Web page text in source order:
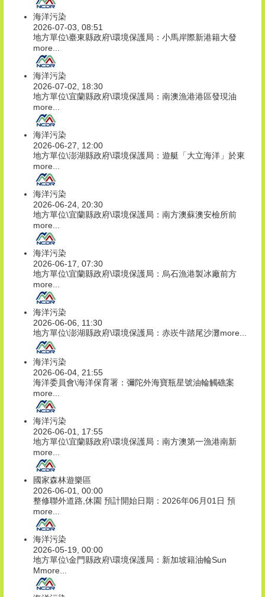
海洋污染
2026-07-03, 08:51
地方單位\臺東縣政府\環境保護局：小馬岸際新港籍大發
more...
海洋污染
2026-07-02, 18:30
地方單位\宜蘭縣政府\環境保護局：南澳漁港港區發現油
more...
海洋污染
2026-06-27, 12:00
地方單位\澎湖縣政府\環境保護局：遊艇「大立海洋」於東
more...
海洋污染
2026-06-24, 20:30
地方單位\宜蘭縣政府\環境保護局：南方澳蘇澳安檢所前
more...
海洋污染
2026-06-17, 07:30
地方單位\宜蘭縣政府\環境保護局：烏石漁港製冰廠前方
more...
海洋污染
2026-06-06, 11:30
地方單位\澎湖縣政府\環境保護局：赤崁牛踏尾沙灘more...
海洋污染
2026-06-04, 21:55
海洋委員會\海洋保育署：彌陀外海寶瓶星號油輪觸礁案
more...
海洋污染
2026-06-01, 17:55
地方單位\宜蘭縣政府\環境保護局：南方澳第一漁港南新
more...
國家森林遊樂區
2026-06-01, 00:00
整修聯外道路,休園 預計開始日期：2026年06月01日 預
more...
海洋污染
2026-05-19, 00:00
地方單位\金門縣政府\環境保護局：新加坡籍油輪Sun
Mmore...